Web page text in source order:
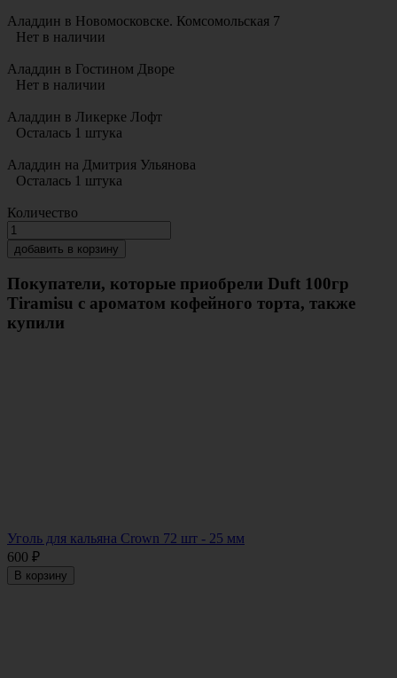
Аладдин в Новомосковске. Комсомольская 7
Нет в наличии
Аладдин в Гостином Дворе
Нет в наличии
Аладдин в Ликерке Лофт
Осталась 1 штука
Аладдин на Дмитрия Ульянова
Осталась 1 штука
Количество
добавить в корзину
Покупатели, которые приобрели Duft 100гр
Tiramisu с ароматом кофейного торта, также
купили
Уголь для кальяна Crown 72 шт - 25 мм
600 ₽
В корзину